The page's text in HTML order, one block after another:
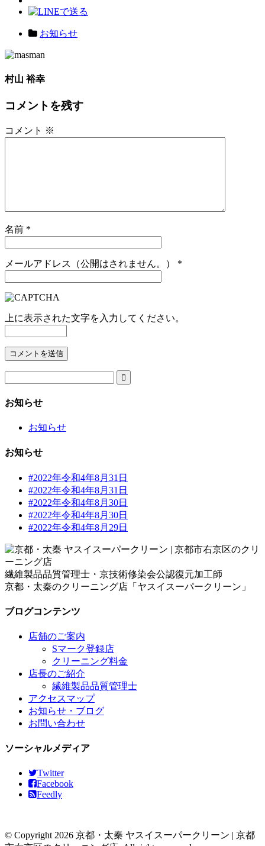
お知らせ
村山 裕幸
コメントを残す
コメント ※
名前 *
メールアドレス（公開はされません。） *
上に表示された文字を入力してください。

お知らせ
お知らせ
お知らせ
#2022年令和4年8月31日
#2022年令和4年8月31日
#2022年令和4年8月30日
#2022年令和4年8月30日
#2022年令和4年8月29日
繊維製品品質管理士・京技術修染会公認復元加工師
京都・太秦のクリーニング店「ヤスイスーパークリーン」
ブログコンテンツ
店舗のご案内
Sマーク登録店
クリーニング料金
店長のご紹介
繊維製品品質管理士
アクセスマップ
お知らせ・ブログ
お問い合わせ
ソーシャルメディア
Twitter
Facebook
Feedly
© Copyright 2026 京都・太秦 ヤスイスーパークリーン | 京都